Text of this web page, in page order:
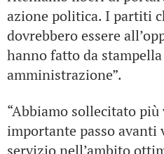
azione politica. I partiti
dovrebbero essere
hanno fatto da stampella
amministrazione”.
“Abbiamo sollecitato
importante passo avanti
servizio nell’ambito